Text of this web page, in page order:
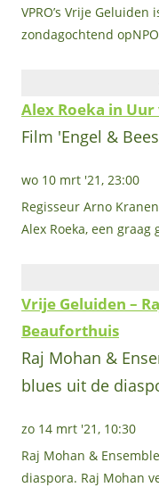
VPRO’s Vrije
zondagochtend
Alex Roeka in
Film 'Engel &
wo 10 mrt '21, 23:00
Regisseur Arno
Alex Roeka, een graag
Vrije Geluiden –
Beauforthuis
Raj Mohan &
blues uit de
zo 14 mrt '21, 10:30
Raj Mohan &
diaspora. Raj Mohan